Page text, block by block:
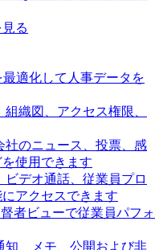
る
適化して人事データを
織図、アクセス権限、
社のニュース、投票、感
使用できます
デオ通話、従業員プロ
アクセスできます
者ビューで従業員パフォ
知、メモ、公開および非